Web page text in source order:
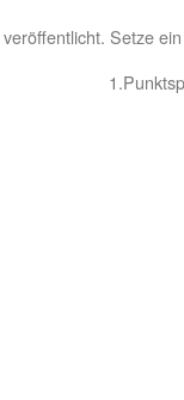
veröffentlicht. Setze